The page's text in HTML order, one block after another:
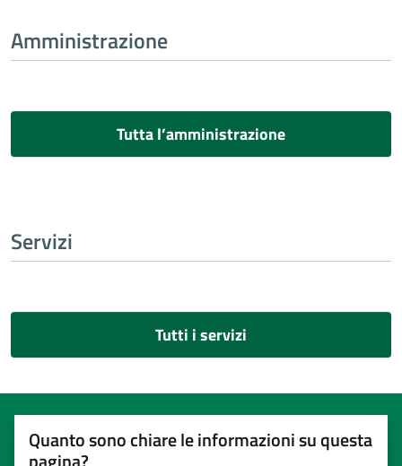
Amministrazione
Tutta l’amministrazione
Servizi
Tutti i servizi
Quanto sono chiare le informazioni su questa